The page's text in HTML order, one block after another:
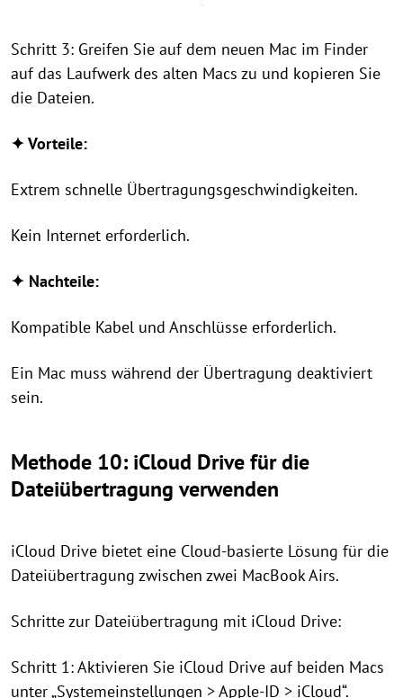
Schritt 3: Greifen Sie auf dem neuen Mac im Finder
auf das Laufwerk des alten Macs zu und kopieren Sie
die Dateien.
✦ Vorteile:
Extrem schnelle Übertragungsgeschwindigkeiten.
Kein Internet erforderlich.
✦ Nachteile:
Kompatible Kabel und Anschlüsse erforderlich.
Ein Mac muss während der Übertragung deaktiviert
sein.
Methode 10: iCloud Drive für die
Dateiübertragung verwenden
iCloud Drive bietet eine Cloud-basierte Lösung für die
Dateiübertragung zwischen zwei MacBook Airs.
Schritte zur Dateiübertragung mit iCloud Drive:
Schritt 1: Aktivieren Sie iCloud Drive auf beiden Macs
unter „Systemeinstellungen > Apple-ID > iCloud“.